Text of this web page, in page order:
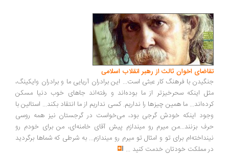
تقاضای اخوان ثالث از رهبر انقلاب اسلامی
جنگیدن با فرهنگ کار عبثی است... این برادران آریایی ما و برادران وایکینگ،
مثل اینکه سحرخیزتر از ما بوده‌اند و رفته‌اند جاهای خوب دنیا مسکن
کرده‌اند... ما همین چیزها را نداریم. کسی نداریم از ما انتقاد بکند... استالین با
وجود اینکه خودش گرجی بود، می‌خواست در گرجستان نیز همه روسی
حرف بزنند...من میرم رو میندازم پیش آقای خامنه‌ای، من برای خودم رو
نینداخته‌ام برای تو و امثال تو میرم رو میندازم... به شرطی که شماها برگردید
در مملکت خودتان خدمت کنید ...